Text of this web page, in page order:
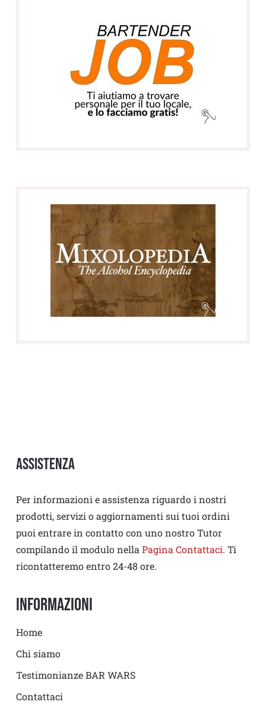
Assistenza
Per informazioni e assistenza riguardo i nostri
prodotti, servizi o aggiornamenti sui tuoi ordini
puoi entrare in contatto con uno nostro Tutor
compilando il modulo nella Pagina Contattaci. Ti
ricontatteremo entro 24-48 ore.
Informazioni
Home
Chi siamo
Testimonianze BAR WARS
Contattaci